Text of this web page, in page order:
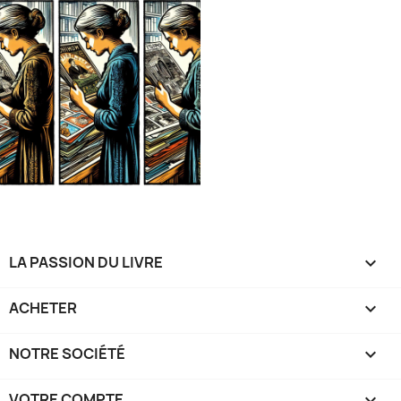
LA PASSION DU LIVRE 
ACHETER 
NOTRE SOCIÉTÉ 